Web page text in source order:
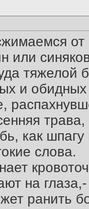
от
или
тяжелой
и обидных
трава,
как шпагу
слова.
на глаза,-
ранить